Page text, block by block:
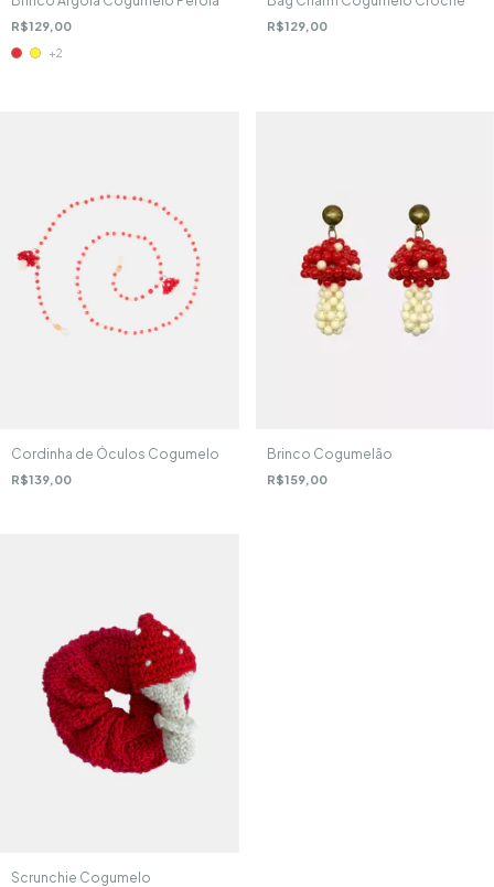
R$129,00
+2
R$129,00
Cordinha de Óculos Cogumelo
R$139,00
Brinco Cogumelão
R$159,00
Scrunchie Cogumelo